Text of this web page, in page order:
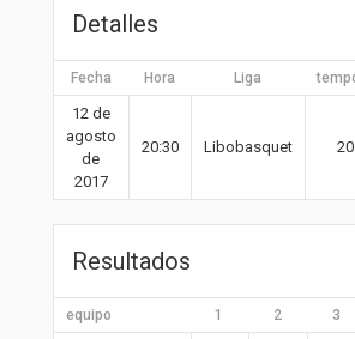
Detalles
Fecha Hora Liga
12 de
agosto
de
2017
20:30 Libobasquet
Resultados
equipo 1 2 3